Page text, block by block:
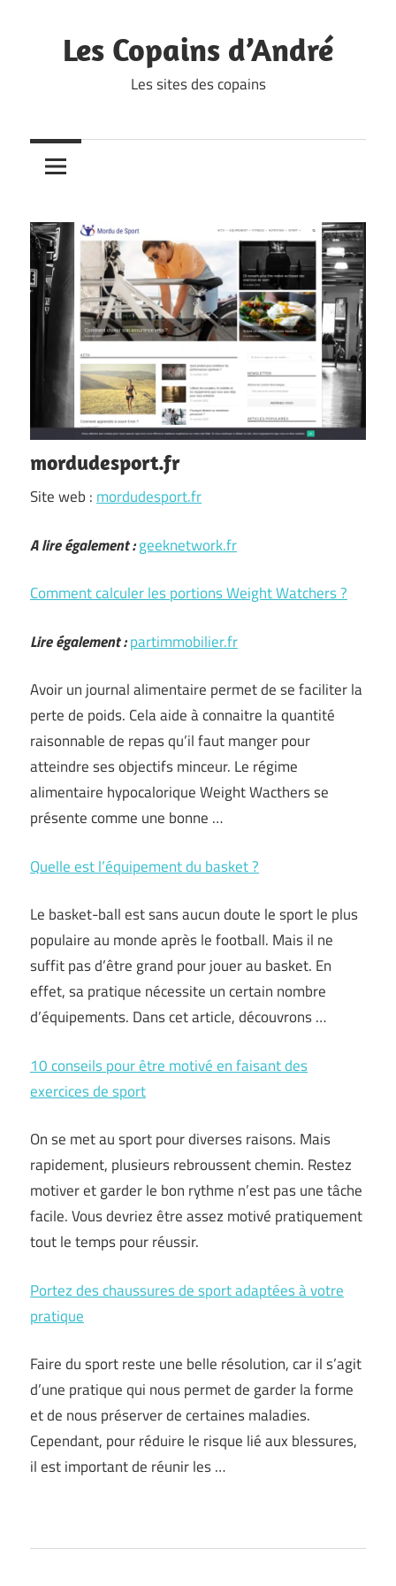
contentLes Copains d’André
Les sites des copains
mordudesport.fr
Site web : mordudesport.fr
A lire également :geeknetwork.fr
Comment calculer les portions Weight Watchers ?
Lire également :partimmobilier.fr
Avoir un journal alimentaire permet de se faciliter la
perte de poids. Cela aide à connaitre la quantité
raisonnable de repas qu’il faut manger pour
atteindre ses objectifs minceur. Le régime
alimentaire hypocalorique Weight Wacthers se
présente comme une bonne …
Quelle est l’équipement du basket ?
Le basket-ball est sans aucun doute le sport le plus
populaire au monde après le football. Mais il ne
suffit pas d’être grand pour jouer au basket. En
effet, sa pratique nécessite un certain nombre
d’équipements. Dans cet article, découvrons …
10 conseils pour être motivé en faisant des
exercices de sport
On se met au sport pour diverses raisons. Mais
rapidement, plusieurs rebroussent chemin. Restez
motiver et garder le bon rythme n’est pas une tâche
facile. Vous devriez être assez motivé pratiquement
tout le temps pour réussir.
Portez des chaussures de sport adaptées à votre
pratique
Faire du sport reste une belle résolution, car il s’agit
d’une pratique qui nous permet de garder la forme
et de nous préserver de certaines maladies.
Cependant, pour réduire le risque lié aux blessures,
il est important de réunir les …